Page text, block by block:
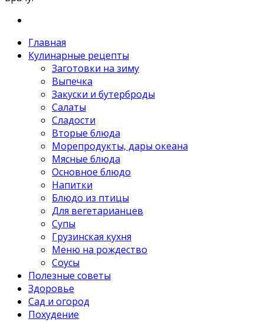
Главная
Кулинарные рецепты
Заготовки на зиму
Выпечка
Закуски и бутерброды
Салаты
Сладости
Вторые блюда
Морепродукты, дары океана
Мясные блюда
Основное блюдо
Напитки
Блюдо из птицы
Для вегетарианцев
Супы
Грузинская кухня
Меню на рождество
Соусы
Полезные советы
Здоровье
Сад и огород
Похудение